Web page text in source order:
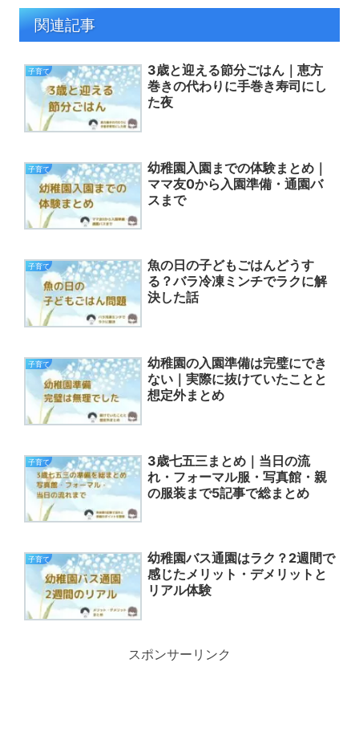
関連記事
子育て
3歳と迎える節分ごはん｜恵方
巻きの代わりに手巻き寿司にし
た夜
子育て
幼稚園入園までの体験まとめ｜
ママ友0から入園準備・通園バ
スまで
子育て
魚の日の子どもごはんどうす
る？バラ冷凍ミンチでラクに解
決した話
子育て
幼稚園の入園準備は完璧にでき
ない｜実際に抜けていたことと
想定外まとめ
子育て
3歳七五三まとめ｜当日の流
れ・フォーマル服・写真館・親
の服装まで5記事で総まとめ
子育て
幼稚園バス通園はラク？2週間で
感じたメリット・デメリットと
リアル体験
スポンサーリンク